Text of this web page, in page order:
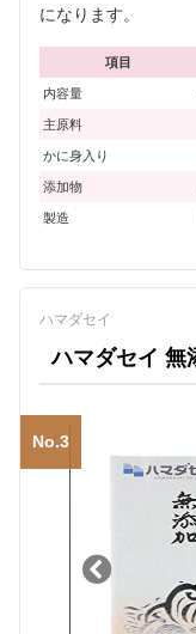
になります。
項目
内容量
主原料
かに身入り
添加物
製造
ハマダセイ
ハマダセイ 無
No.3